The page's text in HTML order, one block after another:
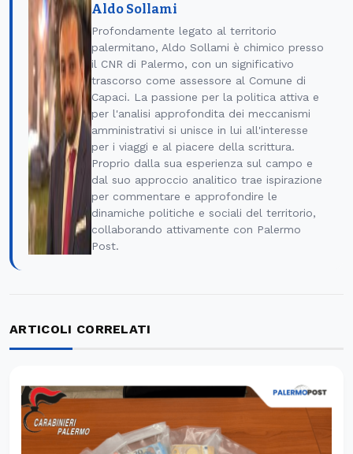
Aldo Sollami
Profondamente legato al territorio
palermitano, Aldo Sollami è chimico presso
il CNR di Palermo, con un significativo
trascorso come assessore al Comune di
Capaci. La passione per la politica attiva e
per l'analisi approfondita dei meccanismi
amministrativi si unisce in lui all'interesse
per i viaggi e al piacere della scrittura.
Proprio dalla sua esperienza sul campo e
dal suo approccio analitico trae ispirazione
per commentare e approfondire le
dinamiche politiche e sociali del territorio,
collaborando attivamente con Palermo
Post.
ARTICOLI CORRELATI